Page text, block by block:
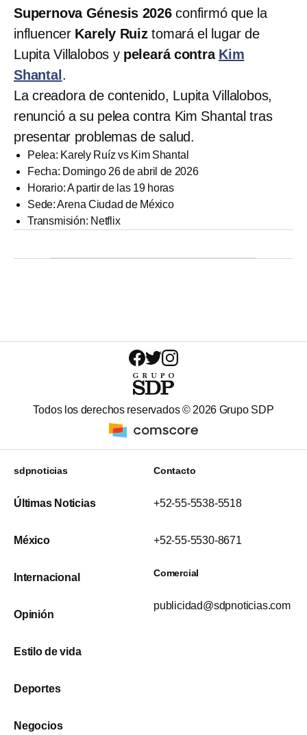
Supernova Génesis 2026confirmó que la
influencer Karely Ruiztomará el lugar de
Lupita Villalobos y peleará contra Kim
Shantal .
La creadora de contenido, Lupita Villalobos,
renunció a su pelea contra Kim Shantal tras
presentar problemas de salud.
Pelea: Karely Ruíz vs Kim Shantal
Fecha: Domingo 26 de abril de 2026
Horario: A partir de las 19 horas
Sede: Arena Ciudad de México
Transmisión: Netflix
Todos los derechos reservados © 2026 Grupo SDP
sdpnoticias
Últimas Noticias
México
Internacional
Opinión
Estilo de vida
Deportes
Negocios
Contacto
+52-55-5538-5518
+52-55-5530-8671
Comercial
publicidad@sdpnoticias.com